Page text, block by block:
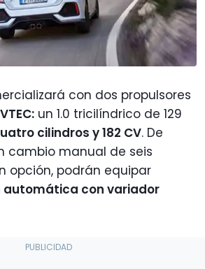
con dos propulsores
un 1.0 tricilíndrico de 129
cilindros y 182 CV. De
cambio manual de seis
opción, podrán equipar
automática con variador